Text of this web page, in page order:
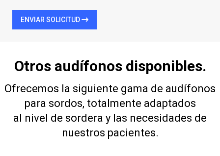
ENVIAR SOLICITUD
Otros audífonos disponibles.
Ofrecemos la siguiente gama de audífonos
para sordos, totalmente adaptados
al nivel de sordera y las necesidades de
nuestros pacientes.